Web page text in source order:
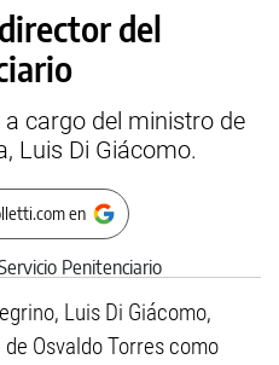
del
cargo del ministro de
Luis Di Giácomo.
en
Luis Di Giácomo,
Osvaldo Torres como